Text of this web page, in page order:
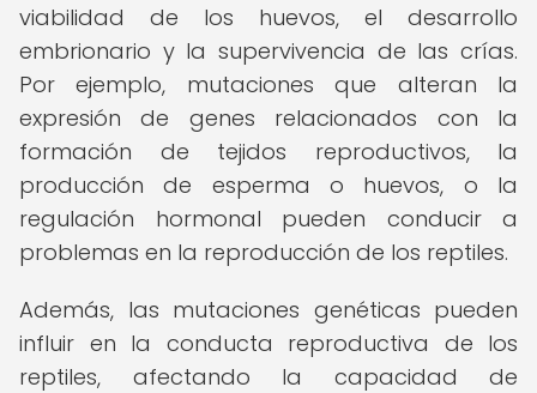
viabilidad de los huevos, el desarrollo
embrionario y la supervivencia de las crías.
Por ejemplo, mutaciones que alteran la
expresión de genes relacionados con la
formación de tejidos reproductivos, la
producción de esperma o huevos, o la
regulación hormonal pueden conducir a
problemas en la reproducción de los reptiles.
Además, las mutaciones genéticas pueden
influir en la conducta reproductiva de los
reptiles, afectando la capacidad de